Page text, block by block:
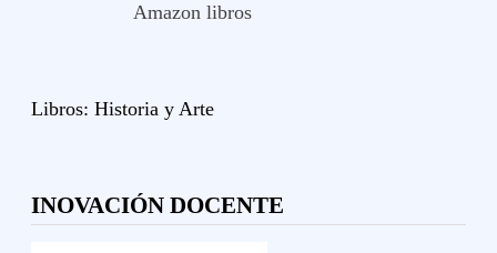
Amazon libros
Libros: Historia y Arte
INOVACIÓN DOCENTE